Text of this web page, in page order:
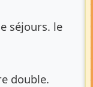
séjours. le
double.